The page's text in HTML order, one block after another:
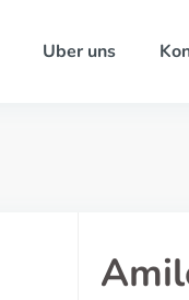
Uber uns